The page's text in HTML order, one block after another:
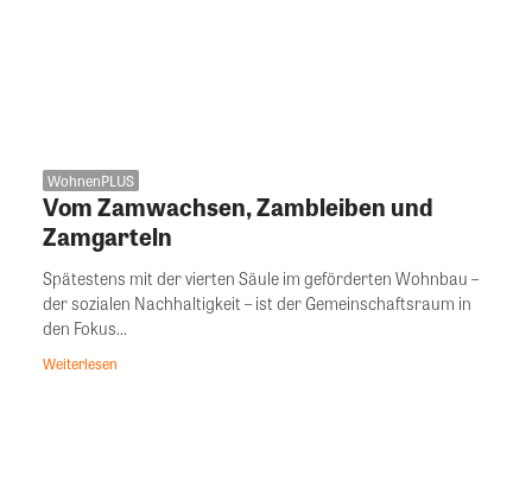
WohnenPLUS
Vom Zamwachsen, Zambleiben und
Zamgarteln
Spätestens mit der vierten Säule im geförderten Wohnbau –
der sozialen Nachhaltigkeit – ist der Gemeinschaftsraum in
den Fokus...
Weiterlesen